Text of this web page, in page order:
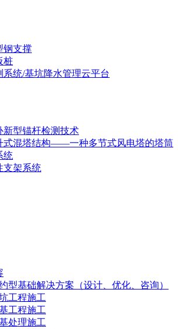
钢支撑
桩
系统/基坑降水管理云平台
新型锚杆检测技术
式混塔结构——一种多节式风电塔的塔筒
统
支架系统
型基础解决方案（设计、优化、咨询）
工程施工
工程施工
处理施工